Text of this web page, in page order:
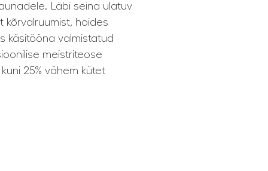
Läbi seina ulatuv
kõrvalruumist, hoides
käsitööna valmistatud
meistriteose
25% vähem kütet